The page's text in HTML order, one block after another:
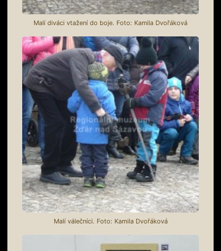
Malí diváci vtažení do boje. Foto: Kamila Dvořáková
Malí válečníci. Foto: Kamila Dvořáková